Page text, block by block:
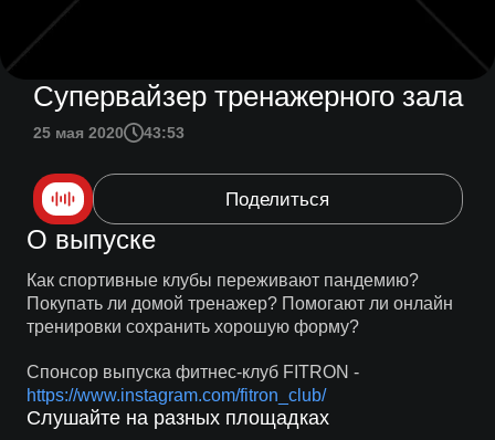
Супервайзер тренажерного зала
25 мая 2020 43:53
Поделиться
О выпуске
Как спортивные клубы переживают пандемию?
Покупать ли домой тренажер? Помогают ли онлайн
тренировки сохранить хорошую форму?
Спонсор выпуска фитнес-клуб FITRON -
https://www.instagram.com/fitron_club/
Слушайте на разных площадках